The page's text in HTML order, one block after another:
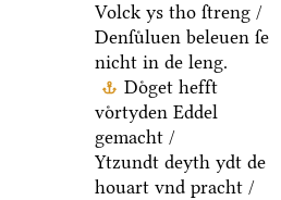
Volck ys tho ſtreng /
Denſuͤluen beleuen ſe
nicht in de leng.
Doͤget hefft
voͤrtyden Eddel
gemacht /
Ytzundt deyth ydt de
houart vnd pracht /